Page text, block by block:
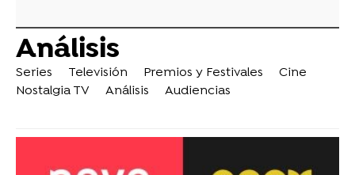
Análisis
Series Televisión Premios y Festivales
Cine
Nostalgia TV
Análisis Audiencias